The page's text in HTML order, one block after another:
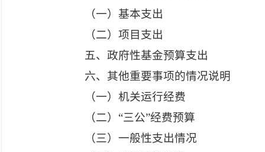
（一）基本支出
（二）项目支出
五、政府性基金预算支出
六、其他重要事项的情况说明
（一）机关运行经费
（二） “三公”经费预算
（三）一般性支出情况